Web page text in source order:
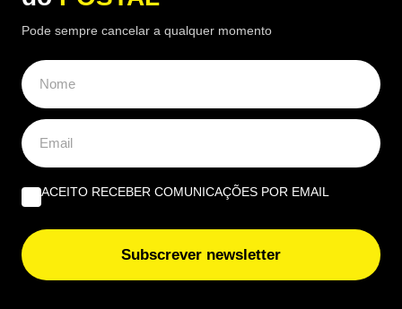
de droga em Vila do Bispo
Lídia Jorge e Dino D’Santiago são embaixadores da
candidatura Loulé Capital da Cultura 2028
Estádio Algarve recebe Kanye West em nova digressão
internacional
Chuva volta a Portugal neste dia e estas serão as
Pode sempre cancelar a qualquer momento
ACEITO RECEBER COMUNICAÇÕES POR EMAIL
Subscrever newsletter